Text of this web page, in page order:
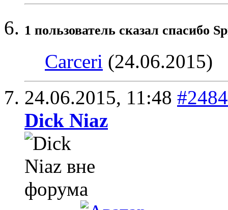
1 пользователь сказал cпасибо
Carceri (24.06.2015)
24.06.2015, 11:48 #2484
Dick Niaz